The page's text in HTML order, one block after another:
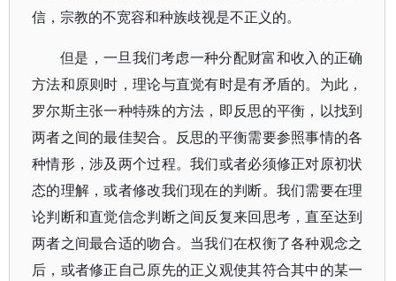
信，宗教的不宽容和种族歧视是不正义的。
但是，一旦我们考虑一种分配财富和收入的正确
方法和原则时，理论与直觉有时是有矛盾的。为此，
罗尔斯主张一种特殊的方法，即反思的平衡，以找到
两者之间的最佳契合。反思的平衡需要参照事情的各
种情形，涉及两个过程。我们或者必须修正对原初状
态的理解，或者修改我们现在的判断。我们需要在理
论判断和直觉信念判断之间反复来回思考，直至达到
两者之间最合适的吻合。当我们在权衡了各种观念之
后，或者修正自己原先的正义观使其符合其中的某一